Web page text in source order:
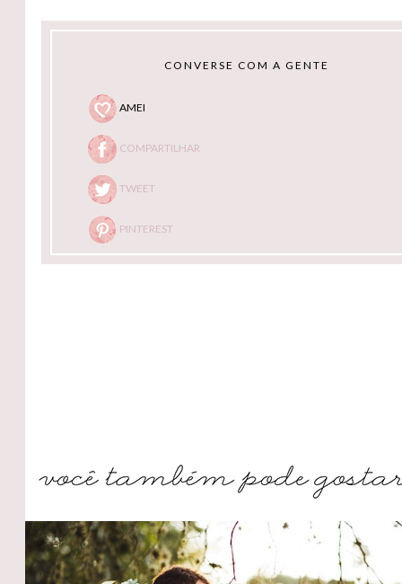
CONVERSE COM A GENTE
AMEI
COMPARTILHAR
TWEET
PINTEREST